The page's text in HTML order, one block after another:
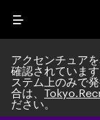
Menu
アクセンチュア
確認されていま
ステム上のみで
合は、
ださい。
Full